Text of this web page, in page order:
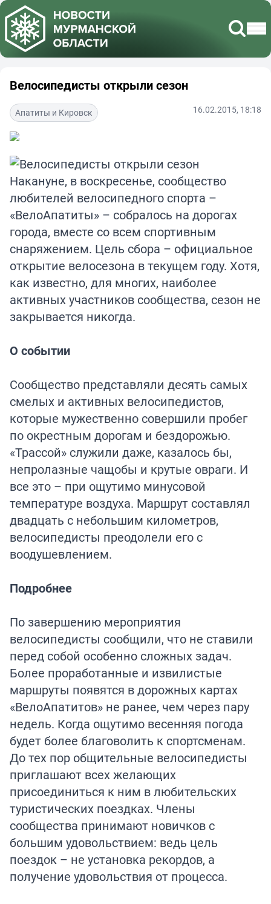
Велосипедисты открыли сезон
Апатиты и Кировск 16.02.2015, 18:18
Накануне, в воскресенье, сообщество
любителей велосипедного спорта –
«ВелоАпатиты» – собралось на дорогах
города, вместе со всем спортивным
снаряжением. Цель сбора – официальное
открытие велосезона в текущем году. Хотя,
как известно, для многих, наиболее
активных участников сообщества, сезон не
закрывается никогда.
О событии
Сообщество представляли десять самых
смелых и активных велосипедистов,
которые мужественно совершили пробег
по окрестным дорогам и бездорожью.
«Трассой» служили даже, казалось бы,
непролазные чащобы и крутые овраги. И
все это – при ощутимо минусовой
температуре воздуха. Маршрут составлял
двадцать с небольшим километров,
велосипедисты преодолели его с
воодушевлением.
Подробнее
По завершению мероприятия
велосипедисты сообщили, что не ставили
перед собой особенно сложных задач.
Более проработанные и извилистые
маршруты появятся в дорожных картах
«ВелоАпатитов» не ранее, чем через пару
недель. Когда ощутимо весенняя погода
будет более благоволить к спортсменам.
До тех пор общительные велосипедисты
приглашают всех желающих
присоединиться к ним в любительских
туристических поездках. Члены
сообщества принимают новичков с
большим удовольствием: ведь цель
поездок – не установка рекордов, а
получение удовольствия от процесса.